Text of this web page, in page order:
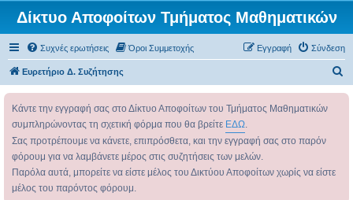
Δίκτυο Αποφοίτων Τμήματος Μαθηματικών
Συχνές ερωτήσεις Όροι Συμμετοχής Σύνδεση
Εγγραφή
Ευρετήριο Δ. Συζήτησης
Κάντε την εγγραφή σας στο Δίκτυο Αποφοίτων του Τμήματος Μαθηματικών
συμπληρώνοντας τη σχετική φόρμα που θα βρείτε ΕΔΩ.
Σας προτρέπουμε να κάνετε, επιπρόσθετα, και την εγγραφή σας στο παρόν
φόρουμ για να λαμβάνετε μέρος στις συζητήσεις των μελών.
Παρόλα αυτά, μπορείτε να είστε μέλος του Δικτύου Αποφοίτων χωρίς να είστε
μέλος του παρόντος φόρουμ.